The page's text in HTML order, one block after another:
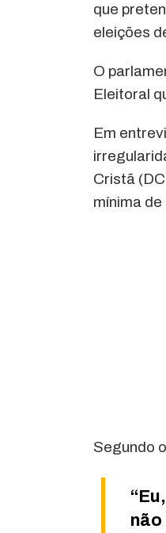
que
eleições
O
Eleitoral
Em
Cristã
mínima
Segundo